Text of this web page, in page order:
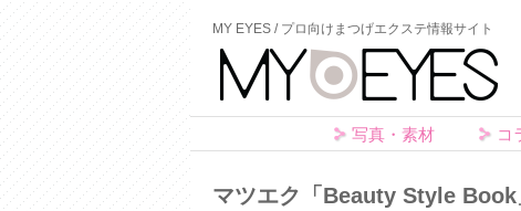
MY EYES / プロ向けまつげエクステ情報サイト
写真・素材 コ
マツエク「Beauty Style Book